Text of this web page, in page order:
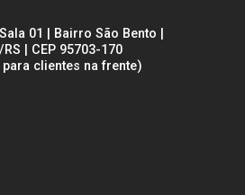
01 | Bairro São Bento |
| CEP 95703-170
clientes na frente)